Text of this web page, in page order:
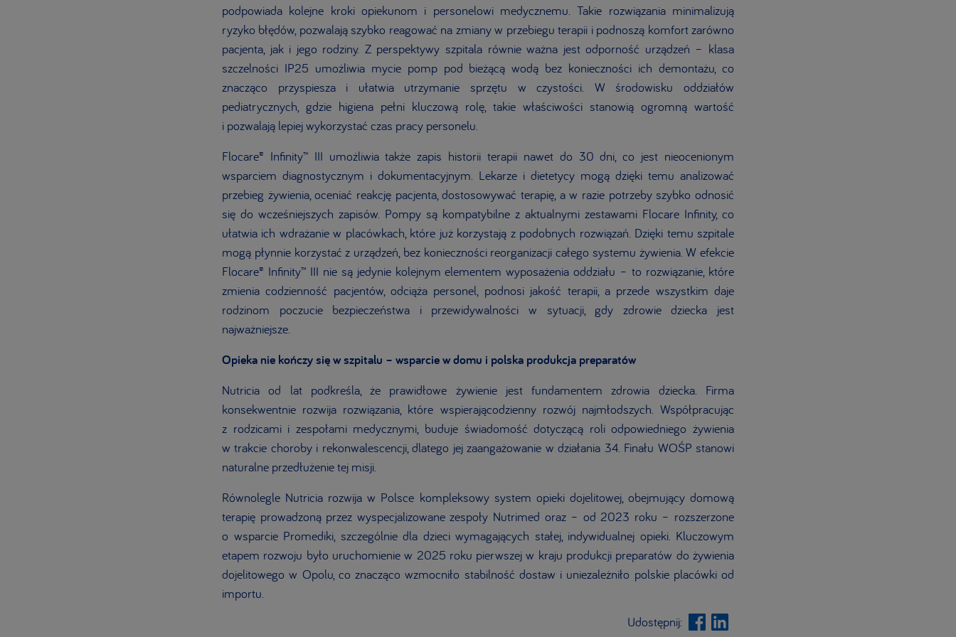
podpowiada kolejne kroki opiekunom i personelowi medycznemu. Takie rozwiązania minimalizują
ryzyko błędów, pozwalają szybko reagować na zmiany w przebiegu terapii i podnoszą komfort zarówno
pacjenta, jak i jego rodziny. Z perspektywy szpitala równie ważna jest odporność urządzeń – klasa
szczelności IP25 umożliwia mycie pomp pod bieżącą wodą bez konieczności ich demontażu, co
znacząco przyspiesza i ułatwia utrzymanie sprzętu w czystości. W środowisku oddziałów
pediatrycznych, gdzie higiena pełni kluczową rolę, takie właściwości stanowią ogromną wartość
i pozwalają lepiej wykorzystać czas pracy personelu.
Flocare® Infinity™ III umożliwia także zapis historii terapii nawet do 30 dni, co jest nieocenionym
wsparciem diagnostycznym i dokumentacyjnym. Lekarze i dietetycy mogą dzięki temu analizować
przebieg żywienia, oceniać reakcję pacjenta, dostosowywać terapię, a w razie potrzeby szybko odnosić
się do wcześniejszych zapisów. Pompy są kompatybilne z aktualnymi zestawami Flocare Infinity, co
ułatwia ich wdrażanie w placówkach, które już korzystają z podobnych rozwiązań. Dzięki temu szpitale
mogą płynnie korzystać z urządzeń, bez konieczności reorganizacji całego systemu żywienia. W efekcie
Flocare® Infinity™ III nie są jedynie kolejnym elementem wyposażenia oddziału – to rozwiązanie, które
zmienia codzienność pacjentów, odciąża personel, podnosi jakość terapii, a przede wszystkim daje
rodzinom poczucie bezpieczeństwa i przewidywalności w sytuacji, gdy zdrowie dziecka jest
najważniejsze.
Opieka nie kończy się w szpitalu – wsparcie w domu i polska produkcja preparatów
Nutricia od lat podkreśla, że prawidłowe żywienie jest fundamentem zdrowia dziecka. Firma
konsekwentnie rozwija rozwiązania, które wspierającodzienny rozwój najmłodszych. Współpracując
z rodzicami i zespołami medycznymi, buduje świadomość dotyczącą roli odpowiedniego żywienia
w trakcie choroby i rekonwalescencji, dlatego jej zaangażowanie w działania 34. Finału WOŚP stanowi
naturalne przedłużenie tej misji.
Równolegle Nutricia rozwija w Polsce kompleksowy system opieki dojelitowej, obejmujący domową
terapię prowadzoną przez wyspecjalizowane zespoły Nutrimed oraz – od 2023 roku – rozszerzone
o wsparcie Promediki, szczególnie dla dzieci wymagających stałej, indywidualnej opieki. Kluczowym
etapem rozwoju było uruchomienie w 2025 roku pierwszej w kraju produkcji preparatów do żywienia
dojelitowego w Opolu, co znacząco wzmocniło stabilność dostaw i uniezależniło polskie placówki od
importu.
Udostępnij: